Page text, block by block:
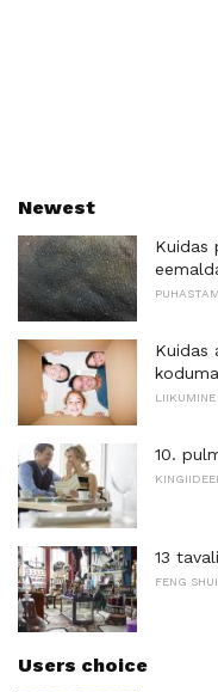
Newest
Kuidas
Kuidas
LIIKUMINE
10.
13
FENG
Users choice